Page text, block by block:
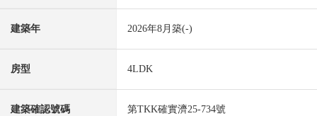
建築年 2026年8月築(-)
房型 4LDK
建築確認號碼 第TKK確實濟25-734號